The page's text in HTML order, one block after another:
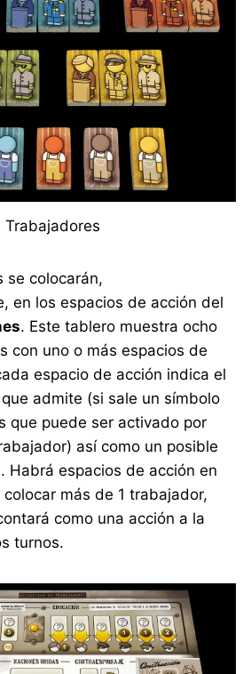
Trabajadores
se colocarán,
en los espacios de acción del
. Este tablero muestra ocho
con uno o más espacios de
espacio de acción indica el
admite (si sale un símbolo
que puede ser activado por
así como un posible
Habrá espacios de acción en
más de 1 trabajador,
como una acción a la
turnos.